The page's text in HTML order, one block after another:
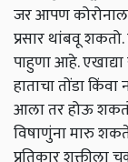
जर आपण
प्रसार थांबवू
पाहुणा आहे.
हाताचा तोंडा
आला तर होऊ
विषाणुंना मारु